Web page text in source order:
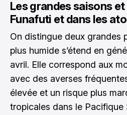
Les grandes saisons
Funafuti et dans les
On distingue deux grandes
plus humide s’étend en
avril. Elle correspond aux
avec des averses
élevée et un risque plus
tropicales dans le Pacifique